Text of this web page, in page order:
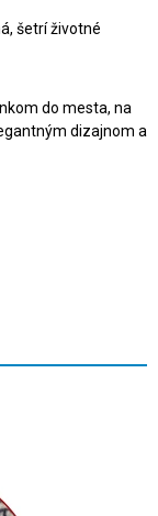
šetrí životné
do mesta, na
dizajnom a